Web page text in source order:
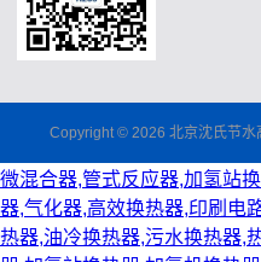
Copyright © 2026 北京沈氏节水
微混合器,管式反应器,加氢站
器,气化器,高效换热器,印刷电
热器,油冷换热器,污水换热器,